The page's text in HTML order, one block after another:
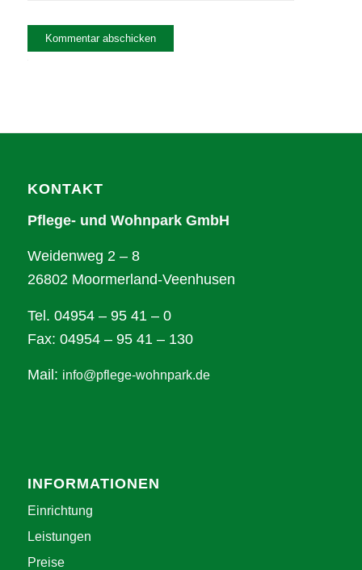
KONTAKT
Pflege- und Wohnpark GmbH
Weidenweg 2 – 8
26802 Moormerland-Veenhusen
Tel. 04954 – 95 41 – 0
Fax: 04954 – 95 41 – 130
Mail: info@pflege-wohnpark.de
INFORMATIONEN
Einrichtung
Leistungen
Preise